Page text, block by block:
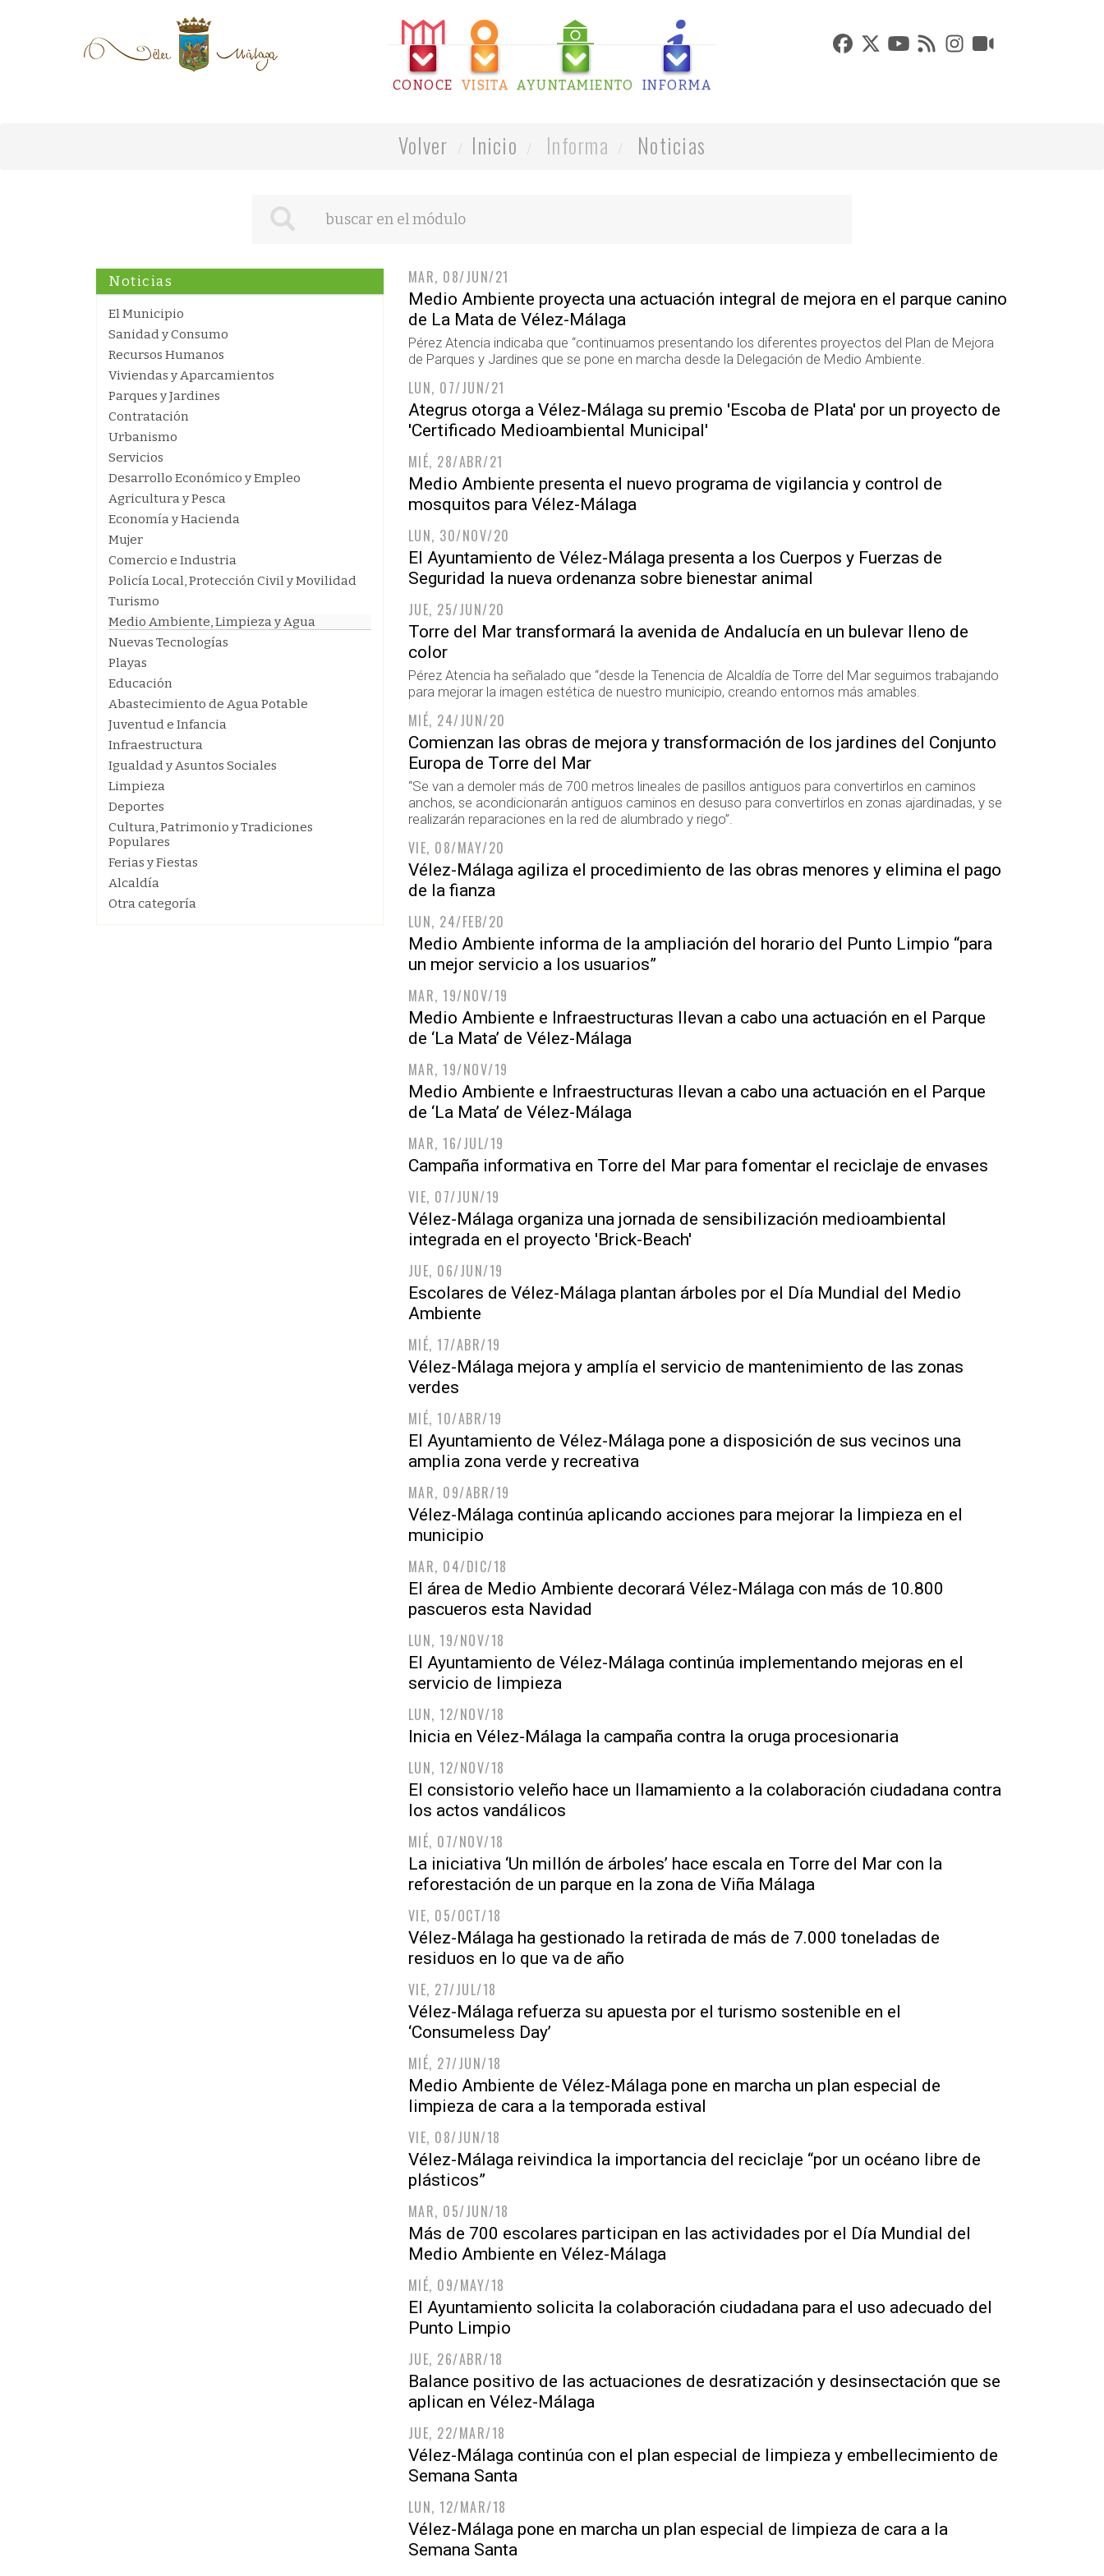
CONOCE VISITA AYUNTAMIENTO INFORMA
Volver Inicio Informa Noticias
Noticias
El Municipio
Sanidad y Consumo
Recursos Humanos
Viviendas y Aparcamientos
Parques y Jardines
Contratación
Urbanismo
Servicios
Desarrollo Económico y Empleo
Agricultura y Pesca
Economía y Hacienda
Mujer
Comercio e Industria
Policía Local, Protección Civil y Movilidad
Turismo
Medio Ambiente, Limpieza y Agua
Nuevas Tecnologías
Playas
Educación
Abastecimiento de Agua Potable
Juventud e Infancia
Infraestructura
Igualdad y Asuntos Sociales
Limpieza
Deportes
Cultura, Patrimonio y Tradiciones
Populares
Ferias y Fiestas
Alcaldía
Otra categoría
MAR, 08/JUN/21
Medio Ambiente proyecta una actuación integral de mejora en el parque canino
de La Mata de Vélez-Málaga
Pérez Atencia indicaba que “continuamos presentando los diferentes proyectos del Plan de Mejora
de Parques y Jardines que se pone en marcha desde la Delegación de Medio Ambiente.
LUN, 07/JUN/21
Ategrus otorga a Vélez-Málaga su premio 'Escoba de Plata' por un proyecto de
'Certificado Medioambiental Municipal'
MIÉ, 28/ABR/21
Medio Ambiente presenta el nuevo programa de vigilancia y control de
mosquitos para Vélez-Málaga
LUN, 30/NOV/20
El Ayuntamiento de Vélez-Málaga presenta a los Cuerpos y Fuerzas de
Seguridad la nueva ordenanza sobre bienestar animal
JUE, 25/JUN/20
Torre del Mar transformará la avenida de Andalucía en un bulevar lleno de
color
Pérez Atencia ha señalado que “desde la Tenencia de Alcaldía de Torre del Mar seguimos trabajando
para mejorar la imagen estética de nuestro municipio, creando entornos más amables.
MIÉ, 24/JUN/20
Comienzan las obras de mejora y transformación de los jardines del Conjunto
Europa de Torre del Mar
“Se van a demoler más de 700 metros lineales de pasillos antiguos para convertirlos en caminos
anchos, se acondicionarán antiguos caminos en desuso para convertirlos en zonas ajardinadas, y se
realizarán reparaciones en la red de alumbrado y riego”.
VIE, 08/MAY/20
Vélez-Málaga agiliza el procedimiento de las obras menores y elimina el pago
de la fianza
LUN, 24/FEB/20
Medio Ambiente informa de la ampliación del horario del Punto Limpio “para
un mejor servicio a los usuarios”
MAR, 19/NOV/19
Medio Ambiente e Infraestructuras llevan a cabo una actuación en el Parque
de ‘La Mata’ de Vélez-Málaga
MAR, 19/NOV/19
Medio Ambiente e Infraestructuras llevan a cabo una actuación en el Parque
de ‘La Mata’ de Vélez-Málaga
MAR, 16/JUL/19
Campaña informativa en Torre del Mar para fomentar el reciclaje de envases
VIE, 07/JUN/19
Vélez-Málaga organiza una jornada de sensibilización medioambiental
integrada en el proyecto 'Brick-Beach'
JUE, 06/JUN/19
Escolares de Vélez-Málaga plantan árboles por el Día Mundial del Medio
Ambiente
MIÉ, 17/ABR/19
Vélez-Málaga mejora y amplía el servicio de mantenimiento de las zonas
verdes
MIÉ, 10/ABR/19
El Ayuntamiento de Vélez-Málaga pone a disposición de sus vecinos una
amplia zona verde y recreativa
MAR, 09/ABR/19
Vélez-Málaga continúa aplicando acciones para mejorar la limpieza en el
municipio
MAR, 04/DIC/18
El área de Medio Ambiente decorará Vélez-Málaga con más de 10.800
pascueros esta Navidad
LUN, 19/NOV/18
El Ayuntamiento de Vélez-Málaga continúa implementando mejoras en el
servicio de limpieza
LUN, 12/NOV/18
Inicia en Vélez-Málaga la campaña contra la oruga procesionaria
LUN, 12/NOV/18
El consistorio veleño hace un llamamiento a la colaboración ciudadana contra
los actos vandálicos
MIÉ, 07/NOV/18
La iniciativa ‘Un millón de árboles’ hace escala en Torre del Mar con la
reforestación de un parque en la zona de Viña Málaga
VIE, 05/OCT/18
Vélez-Málaga ha gestionado la retirada de más de 7.000 toneladas de
residuos en lo que va de año
VIE, 27/JUL/18
Vélez-Málaga refuerza su apuesta por el turismo sostenible en el
‘Consumeless Day’
MIÉ, 27/JUN/18
Medio Ambiente de Vélez-Málaga pone en marcha un plan especial de
limpieza de cara a la temporada estival
VIE, 08/JUN/18
Vélez-Málaga reivindica la importancia del reciclaje “por un océano libre de
plásticos”
MAR, 05/JUN/18
Más de 700 escolares participan en las actividades por el Día Mundial del
Medio Ambiente en Vélez-Málaga
MIÉ, 09/MAY/18
El Ayuntamiento solicita la colaboración ciudadana para el uso adecuado del
Punto Limpio
JUE, 26/ABR/18
Balance positivo de las actuaciones de desratización y desinsectación que se
aplican en Vélez-Málaga
JUE, 22/MAR/18
Vélez-Málaga continúa con el plan especial de limpieza y embellecimiento de
Semana Santa
LUN, 12/MAR/18
Vélez-Málaga pone en marcha un plan especial de limpieza de cara a la
Semana Santa